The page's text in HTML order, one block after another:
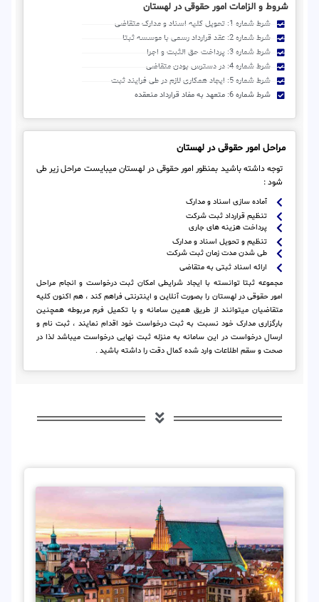
شروط و الزامات امور حقوقی در لهستان
شرط شماره 1: تحویل کلیه اسناد و مدارک متقاضی
شرط شماره 2: عقد قرارداد رسمی با موسسه ثبتا
شرط شماره 3: پرداخت حق الثبت و اجرا
شرط شماره 4: در دسترس بودن متقاضی
شرط شماره 5: ایجاد همکاری لازم در طی فرایند ثبت
شرط شماره 6: متعهد به مفاد قرارداد منعقده
مراحل امور حقوقی در لهستان
توجه داشته باشید بمنظور امور حقوقی در لهستان میبایست مراحل زیر طی
شود :
آماده سازی اسناد و مدارک
تنظیم قرارداد ثبت شرکت
پرداخت هزینه های جاری
تنظیم و تحویل اسناد و مدارک
طی شدن مدت زمان ثبت شرکت
ارائه اسناد ثبتی به متقاضی
مجموعه ثبتا توانسته با ایجاد شرایطی امکان ثبت درخواست و انجام مراحل
امور حقوقی در لهستان را بصورت آنلاین و اینترنتی فراهم کند ، هم اکنون کلیه
متقاضیان میتوانند از طریق همین سامانه و با تکمیل فرم مربوطه همچنین
بارگزاری مدارک خود نسبت به ثبت درخواست خود اقدام نمایند ، ثبت نام و
ارسال درخواست در این سامانه به منزله ثبت نهایی درخواست میباشد لذا در
صحت و سقم اطلاعات وارد شده کمال دقت را داشته باشید .